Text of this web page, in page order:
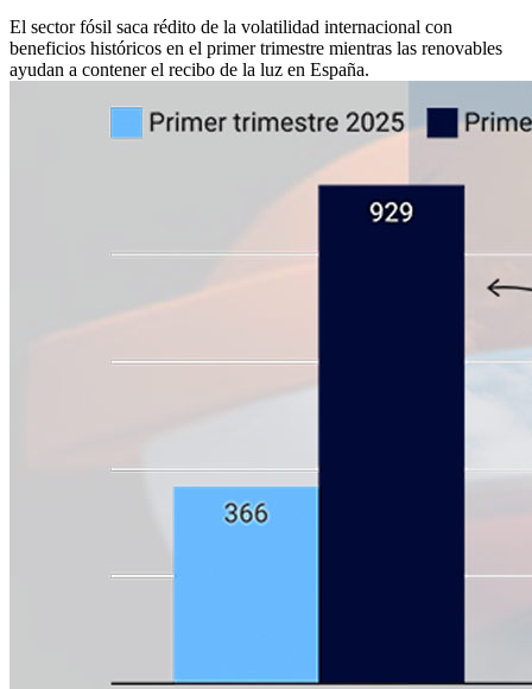
El sector fósil saca rédito de la volatilidad internacional con
beneficios históricos en el primer trimestre mientras las renovables
ayudan a contener el recibo de la luz en España.